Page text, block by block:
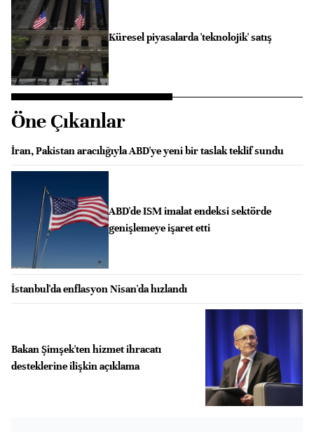
Küresel piyasalarda 'teknolojik' satış
Öne Çıkanlar
İran, Pakistan aracılığıyla ABD'ye yeni bir taslak teklif sundu
ABD'de ISM imalat endeksi sektörde
genişlemeye işaret etti
İstanbul'da enflasyon Nisan'da hızlandı
Bakan Şimşek'ten hizmet ihracatı
desteklerine ilişkin açıklama